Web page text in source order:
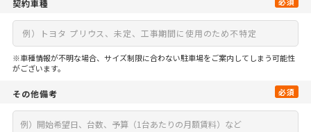
契約車種
※車種情報が不明な場合、サイズ制限に合わない駐車場をご案内してしまう可能性
がございます。
その他備考 必須